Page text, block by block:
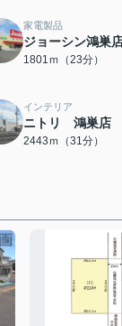
家電製品
ジョーシン鴻巣
1801ｍ（23分）
インテリア
ニトリ 鴻巣店
2443ｍ（31分）